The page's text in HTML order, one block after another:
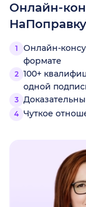
Онлайн-
Онлайн-
формате
100+
одной
Чуткое